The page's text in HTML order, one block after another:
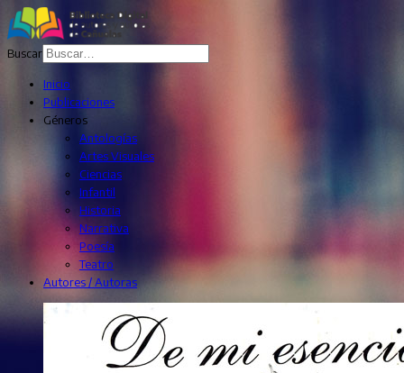
Buscar
Inicio
Publicaciones
Géneros
Antologías
Artes Visuales
Ciencias
Infantil
Historia
Narrativa
Poesía
Teatro
Autores / Autoras